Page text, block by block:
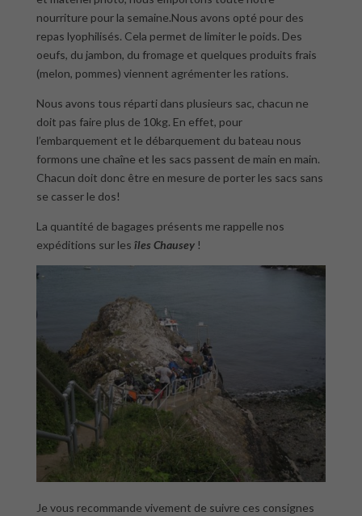
nourriture pour la semaine.Nous avons opté pour des
repas lyophilisés. Cela permet de limiter le poids. Des
oeufs, du jambon, du fromage et quelques produits frais
(melon, pommes) viennent agrémenter les rations.
Nous avons tous réparti dans plusieurs sac, chacun ne
doit pas faire plus de 10kg. En effet, pour
l’embarquement et le débarquement du bateau nous
formons une chaîne et les sacs passent de main en main.
Chacun doit donc être en mesure de porter les sacs sans
se casser le dos!
La quantité de bagages présents me rappelle nos
expéditions sur les îles Chausey!
Je vous recommande vivement de suivre ces consignes